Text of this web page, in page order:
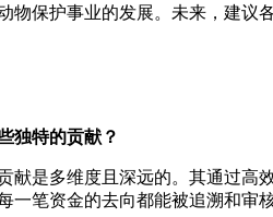
物保护事业的发展。未来，建
独特的贡献？
献是多维度且深远的。其通过高
一笔资金的去向都能被追溯和审